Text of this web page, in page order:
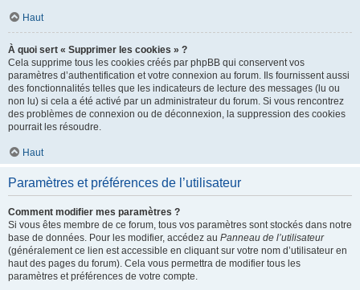
Haut
À quoi sert « Supprimer les cookies » ?
Cela supprime tous les cookies créés par phpBB qui conservent vos
paramètres d’authentification et votre connexion au forum. Ils fournissent aussi
des fonctionnalités telles que les indicateurs de lecture des messages (lu ou
non lu) si cela a été activé par un administrateur du forum. Si vous rencontrez
des problèmes de connexion ou de déconnexion, la suppression des cookies
pourrait les résoudre.
Haut
Paramètres et préférences de l’utilisateur
Comment modifier mes paramètres ?
Si vous êtes membre de ce forum, tous vos paramètres sont stockés dans notre
base de données. Pour les modifier, accédez au Panneau de l’utilisateur
(généralement ce lien est accessible en cliquant sur votre nom d’utilisateur en
haut des pages du forum). Cela vous permettra de modifier tous les
paramètres et préférences de votre compte.